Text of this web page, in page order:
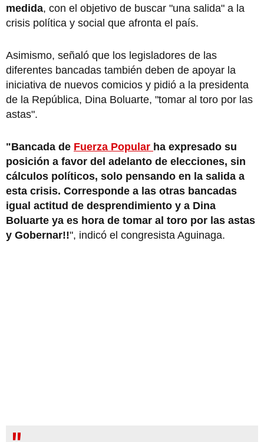
medida, con el objetivo de buscar "una salida" a la
crisis política y social que afronta el país.
Asimismo, señaló que los legisladores de las
diferentes bancadas también deben de apoyar la
iniciativa de nuevos comicios y pidió a la presidenta
de la República, Dina Boluarte, "tomar al toro por las
astas".
"Bancada de Fuerza Popular ha expresado su
posición a favor del adelanto de elecciones, sin
cálculos políticos, solo pensando en la salida a
esta crisis. Corresponde a las otras bancadas
igual actitud de desprendimiento y a Dina
Boluarte ya es hora de tomar al toro por las astas
y Gobernar!!", indicó el congresista Aguinaga.